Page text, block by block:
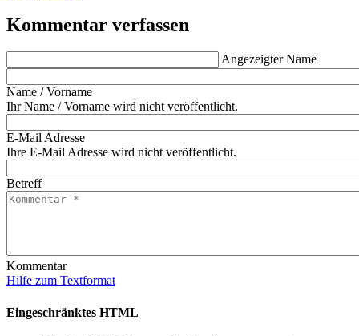
Kommentar verfassen
Angezeigter Name
Name / Vorname
Ihr Name / Vorname wird nicht veröffentlicht.
E-Mail Adresse
Ihre E-Mail Adresse wird nicht veröffentlicht.
Betreff
Kommentar
Hilfe zum Textformat
Eingeschränktes HTML